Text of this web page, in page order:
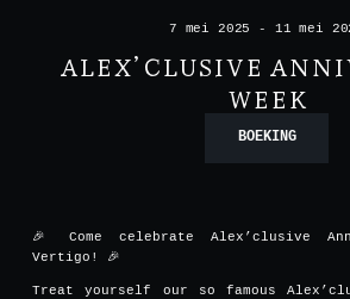
7 mei 2025 - 11 mei
ALEX’CLUSIVE
WEEK
BOEKING
🎉 Come celebrate Alex’clusive
Vertigo! 🎉
Treat yourself our so famous